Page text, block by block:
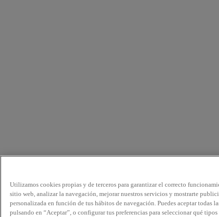
Utilizamos cookies propias y de terceros para garantizar el correcto
sitio web, analizar la navegación, mejorar nuestros servicios y mostrarte
personalizada en función de tus hábitos de navegación. Puedes aceptar todas
pulsando en “Aceptar”, o configurar tus preferencias para seleccionar qué tipos